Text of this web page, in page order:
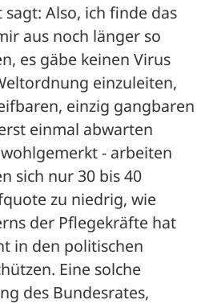
Also, ich finde das
aus noch länger so
es gäbe keinen Virus
einzuleiten,
einzig gangbaren
einmal abwarten
- arbeiten
sich nur 30 bis 40
zu niedrig, wie
der Pflegekräfte hat
in den politischen
Eine solche
des Bundesrates,